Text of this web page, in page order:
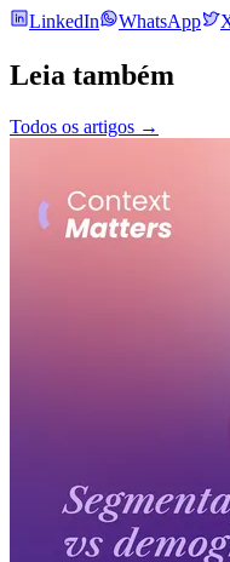
LinkedIn WhatsApp
Leia também
Todos os artigos →